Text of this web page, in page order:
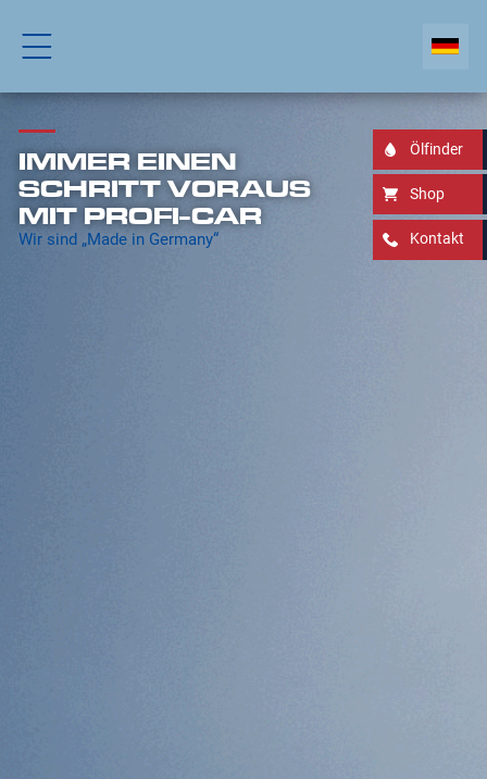
IMMER EINEN
SCHRITT VORAUS
MIT PROFI-CAR
Wir sind „Made in Germany“
Ölfinder
Shop
Kontakt